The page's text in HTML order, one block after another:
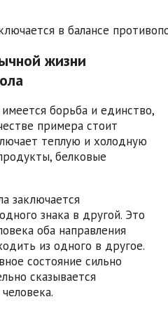
в балансе
жизни
борьба и единство,
примера стоит
теплую и холодную
белковые
заключается
знака в другой. Это
оба направления
из одного в другое.
состояние сильно
сказывается